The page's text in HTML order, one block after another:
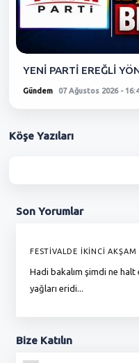
YENİ PARTİ EREĞLİ
Gündem 07 Ağustos 2026 -
Köşe Yazıları
Son Yorumlar
FESTİVALDE İKİNCİ AKŞAM
Hadi bakalım şimdi ne
yağları eridi...
Bize Katılın